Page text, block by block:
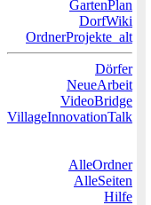
GartenPlan
DorfWiki
OrdnerProjekte_alt
Dörfer
NeueArbeit
VideoBridge
VillageInnovationTalk
AlleOrdner
AlleSeiten
Hilfe